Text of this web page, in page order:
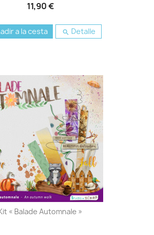
11,90 €
a la cesta  Detalle
« Balade Automnale »